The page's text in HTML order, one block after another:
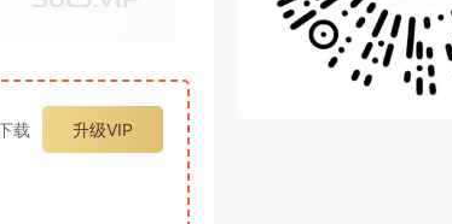
载 升级VIP